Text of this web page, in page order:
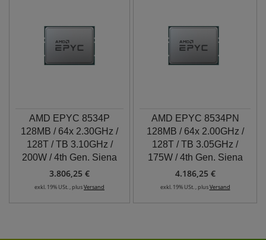
AMD EPYC 8534P
128MB / 64x 2.30GHz /
128T / TB 3.10GHz /
200W / 4th Gen. Siena
3.806,25 €
exkl. 19% USt. , plusVersand
AMD EPYC 8534PN
128MB / 64x 2.00GHz /
128T / TB 3.05GHz /
175W / 4th Gen. Siena
4.186,25 €
exkl. 19% USt. , plusVersand